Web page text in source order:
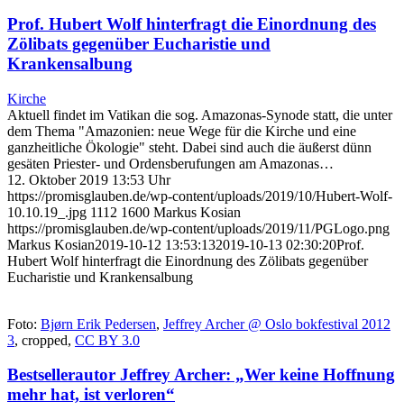
Prof. Hubert Wolf hinterfragt die Einordnung des
Zölibats gegenüber Eucharistie und
Krankensalbung
Kirche
Aktuell findet im Vatikan die sog. Amazonas-Synode statt, die unter
dem Thema "Amazonien: neue Wege für die Kirche und eine
ganzheitliche Ökologie" steht. Dabei sind auch die äußerst dünn
gesäten Priester- und Ordensberufungen am Amazonas…
12. Oktober 2019 13:53 Uhr
https://promisglauben.de/wp-content/uploads/2019/10/Hubert-Wolf-
10.10.19_.jpg 1112 1600 Markus Kosian
https://promisglauben.de/wp-content/uploads/2019/11/PGLogo.png
Markus Kosian2019-10-12 13:53:132019-10-13 02:30:20Prof.
Hubert Wolf hinterfragt die Einordnung des Zölibats gegenüber
Eucharistie und Krankensalbung
Foto: Bjørn Erik Pedersen, Jeffrey Archer @ Oslo bokfestival 2012
3, cropped, CC BY 3.0
Bestsellerautor Jeffrey Archer: „Wer keine Hoffnung
mehr hat, ist verloren“